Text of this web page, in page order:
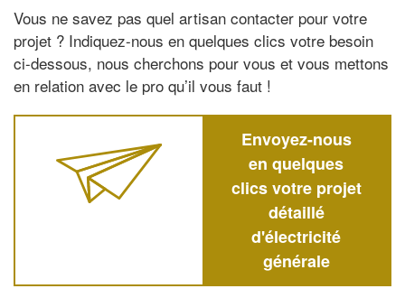
Vous ne savez pas quel artisan contacter pour votre
projet ? Indiquez-nous en quelques clics votre besoin
ci-dessous, nous cherchons pour vous et vous mettons
en relation avec le pro qu’il vous faut !
Envoyez-nous
en quelques
clics votre projet
détaillé
d'électricité
générale